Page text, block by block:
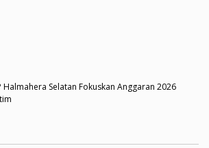
Halmahera Selatan Fokuskan Anggaran 2026